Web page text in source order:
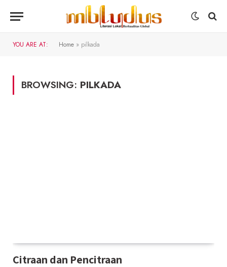
YOU ARE AT: Home » pilkada
BROWSING: PILKADA
Citraan dan Pencitraan